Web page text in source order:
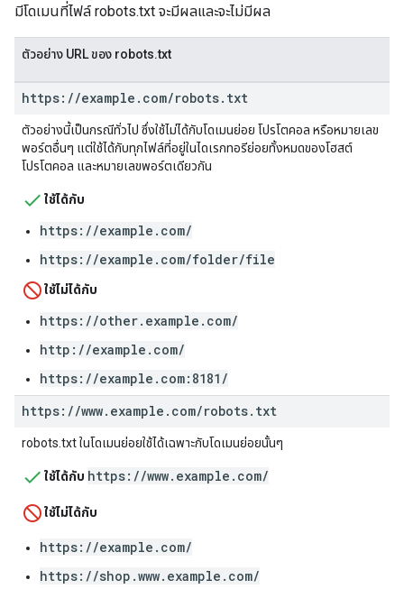
มีโดเมนที่ไฟล์ robots.txt จะมีผลและจะไม่มีผล
ตัวอย่าง URL ของ robots.txt
https: //example . com/robots. txt
ตัวอย่างนี้เป็นกรณีทั่วไป ซึ่งใช้ไม่ได้กับโดเมนย่อย โปรโตคอล หรือหมายเลข
พอร์ตอื่นๆ แต่ใช้ได้กับทุกไฟล์ที่อยู่ในไดเรกทอรีย่อยทั้งหมดของโฮสต์
โปรโตคอล และหมายเลขพอร์ตเดียวกัน
ใช้ได้กับ
https://example.com/
https://example.com/folder/file
ใช้ไม่ได้กับ
https://other.example.com/
http://example.com/
https://example.com:8181/
https: //www. example . com/robots. txt
robots.txt ในโดเมนย่อยใช้ได้เฉพาะกับโดเมนย่อยนั้นๆ
ใช้ได้กับ https://www.example.com/
ใช้ไม่ได้กับ
https://example.com/
https://shop.www.example.com/